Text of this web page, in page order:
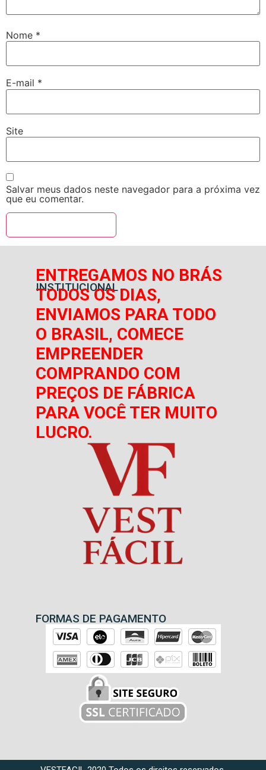
Nome *
E-mail *
Site
Salvar meus dados neste navegador para a próxima vez
que eu comentar.
INSTITUCIONAL
ENTREGAMOS NO BRÁS
TODOS OS DIAS,
ENVIAMOS PARA TODO
O BRASIL, COMECE
EMPREENDER
COMPRANDO COM
PREÇOS DE FÁBRICA
PARA VOCÊ TER MUITO
LUCRO.
FORMAS DE PAGAMENTO